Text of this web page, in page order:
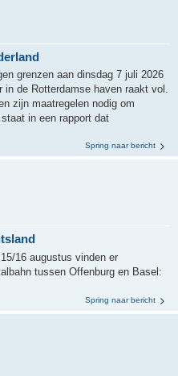
grenzen aan dinsdag 7 juli 2026
de Rotterdamse haven raakt vol.
zijn maatregelen nodig om
in een rapport dat
Spring naar bericht
16 augustus vinden er
tussen Offenburg en Basel:
Spring naar bericht